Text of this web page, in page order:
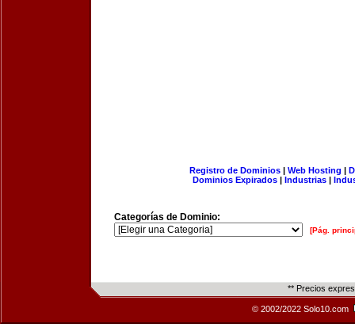
Registro de Dominios| Web Hosting |
Dominios Expirados | Industrias |
Categorías de Dominio:
[Pág.
** Precios
© 2002/2022 Solo10.com